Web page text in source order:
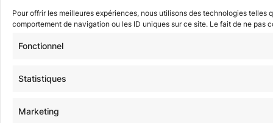
Pour offrir les meilleures expériences, nous utilisons des technologies
comportement de navigation ou les ID uniques sur ce site. Le fait de ne
Fonctionnel
Statistiques
Marketing